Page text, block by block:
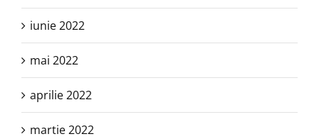
iunie 2022
mai 2022
aprilie 2022
martie 2022